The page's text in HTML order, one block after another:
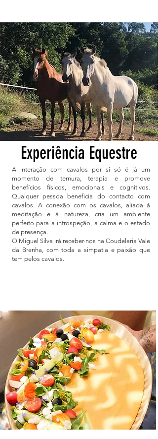
Experiência Equestre
A interação com cavalos por si só é já um
momento de ternura, terapia e promove
benefícios físicos, emocionais e cognitivos.
Qualquer pessoa beneficia do contacto com
cavalos. A conexão com os cavalos, aliada à
meditação e à natureza, cria um ambiente
perfeito para a introspeção, a calma e o estado
de presença.
O Miguel Silva irá receber-nos na Coudelaria Vale
da Brenha, com toda a simpatia e paixão que
tem pelos cavalos.